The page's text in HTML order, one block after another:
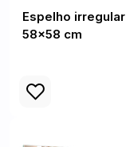
Espelho irregular
58x58 cm